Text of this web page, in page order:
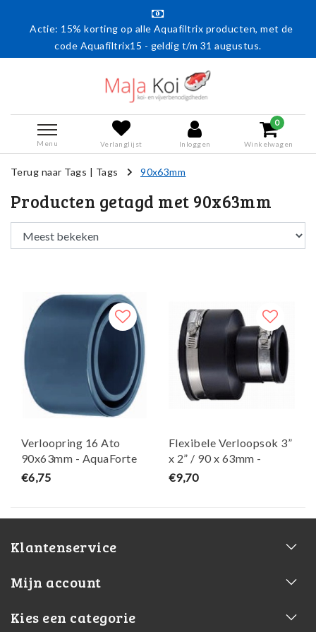
Actie: 15% korting op alle Aquafiltrix producten, met de
code Aquafiltrix15 - geldig t/m 31 augustus.
Menu Verlanglijst Inloggen
0
Winkelwagen
Terug naar Tags | Tags 90x63mm
Producten getagd met 90x63mm
Verloopring 16 Ato
90x63mm - AquaForte
€6,75
Flexibele Verloopsok 3”
x 2” / 90 x 63mm -
AquaForte
€9,70
Klantenservice
Mijn account
Kies een categorie